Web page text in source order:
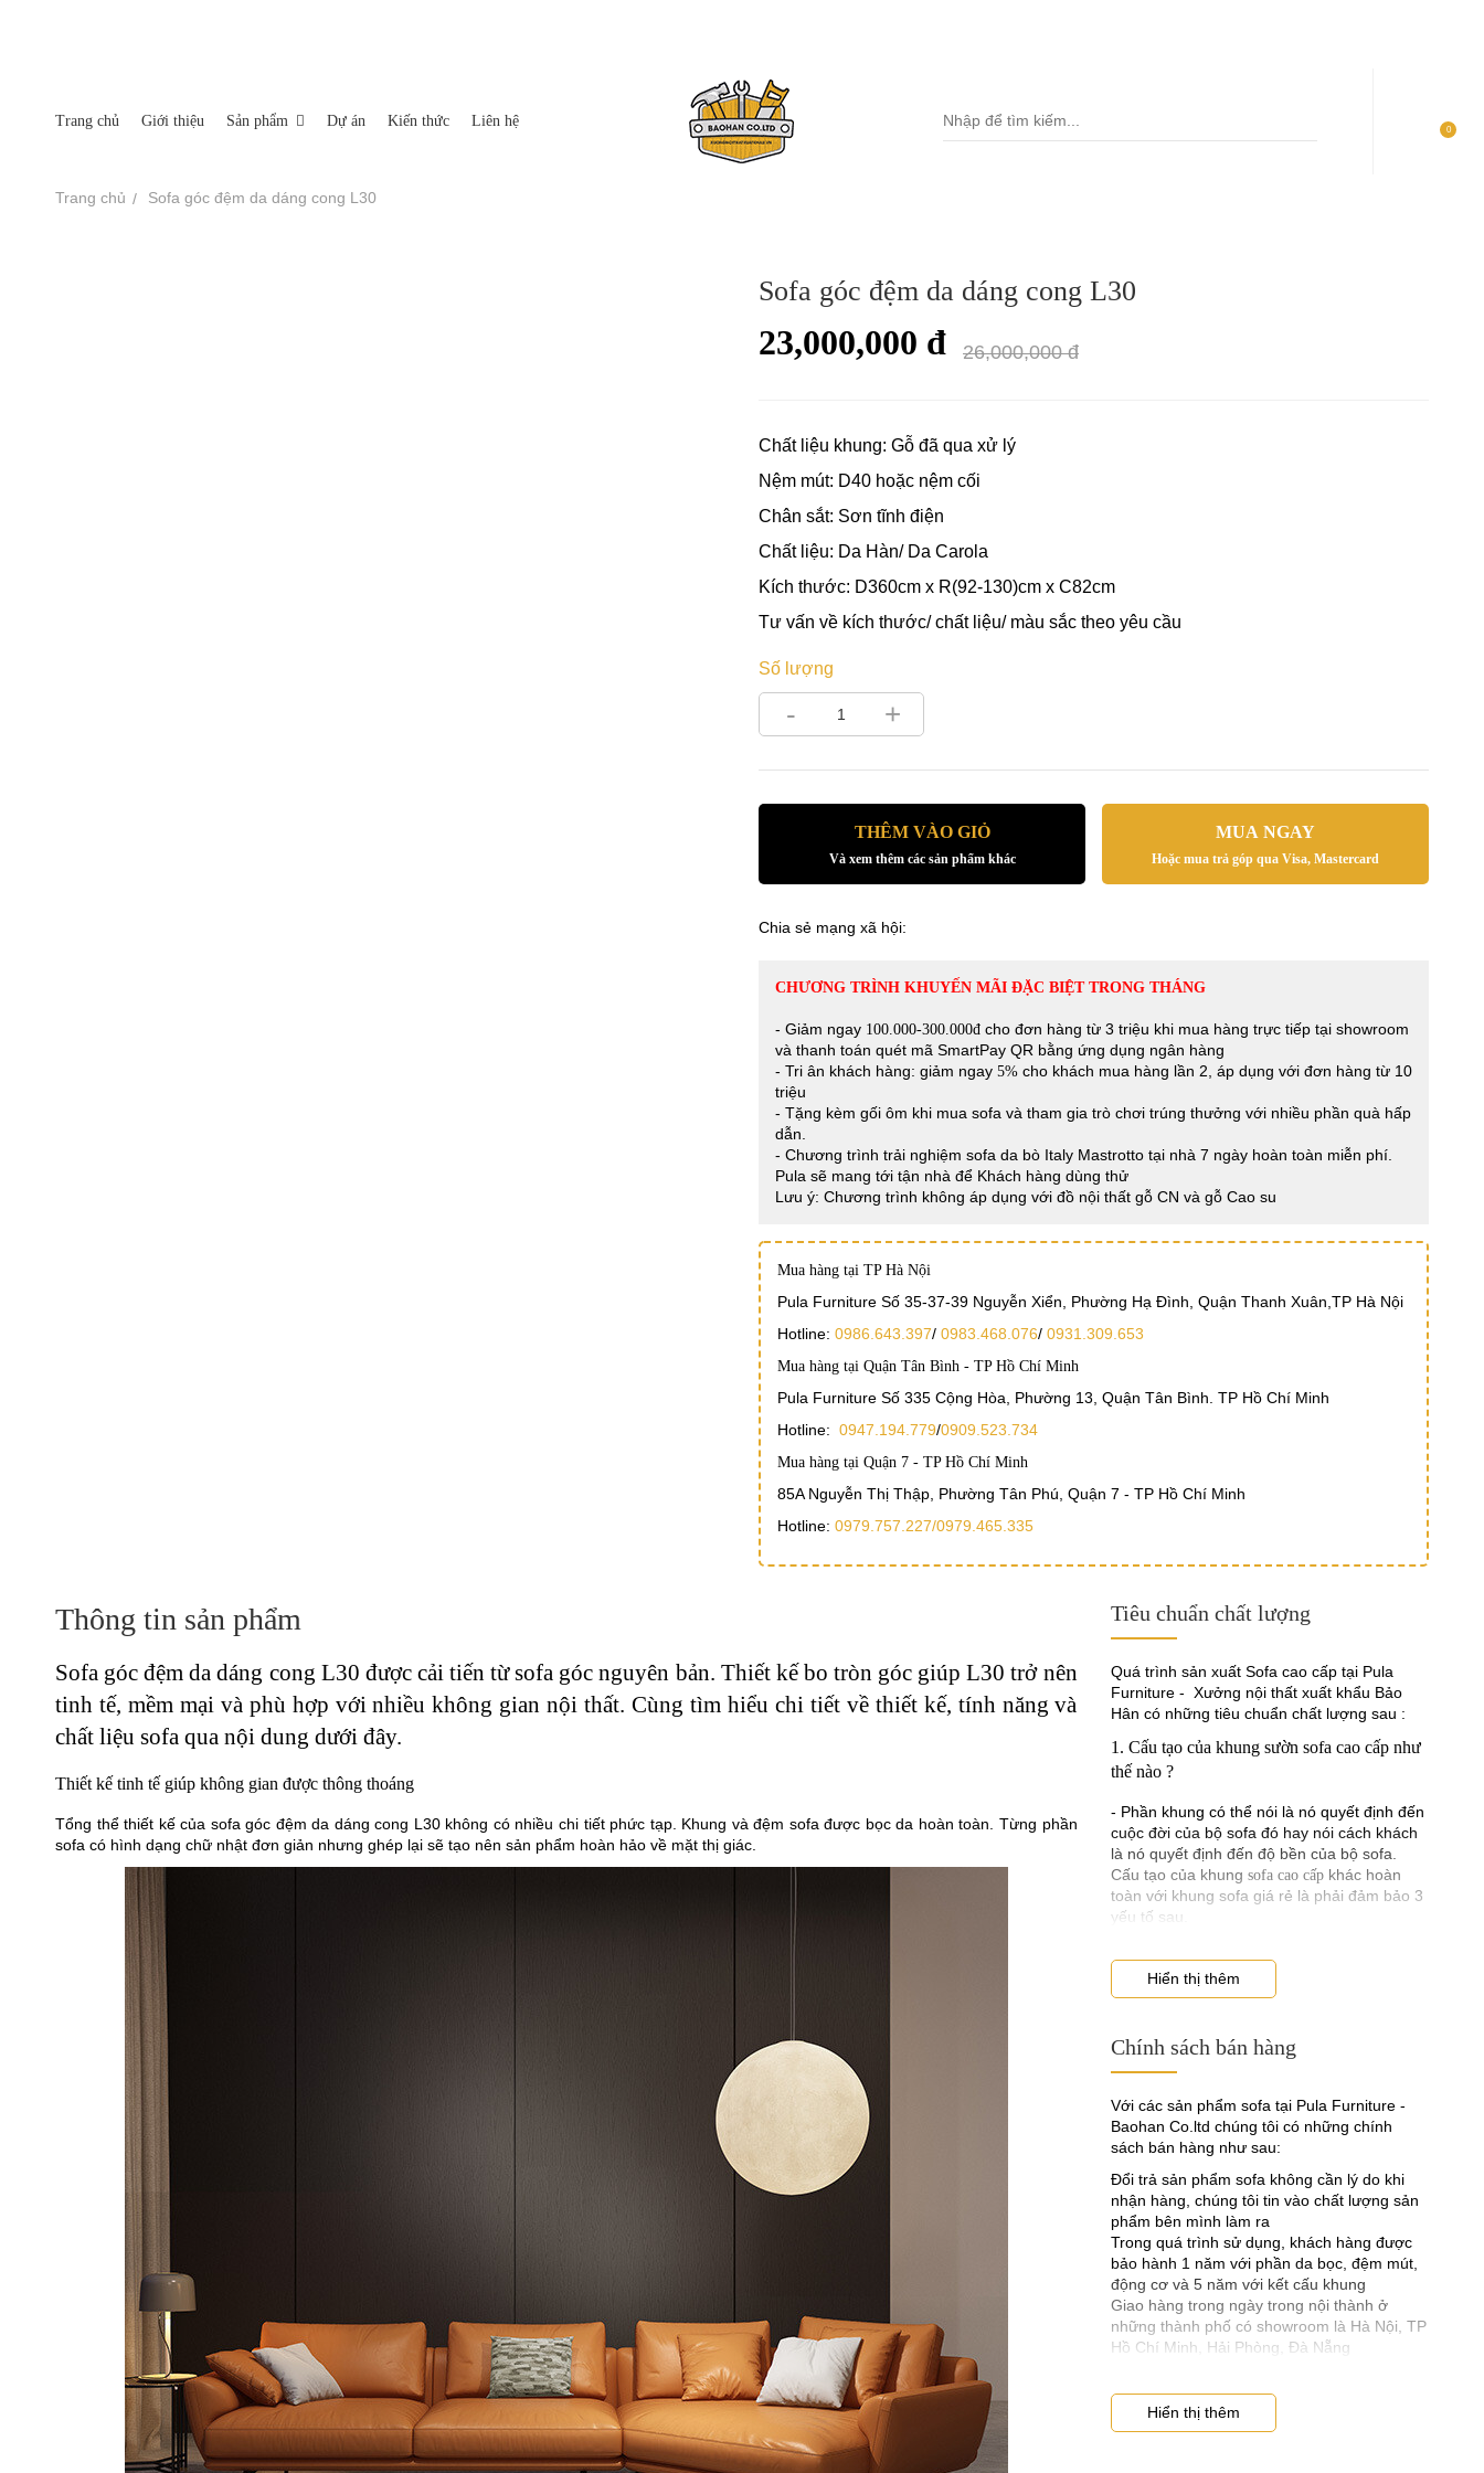
Trang chủ Giới thiệu Sản phẩm
Giường ngủ gỗ
Tủ kệ đầu giường
Sofa sân vườn
Ghế xích đu sân vườn
Dự án Kiến thức Liên hệ 0
Trang chủ Sofa góc đệm da dáng cong L30
Sofa góc đệm da dáng cong L30
23,000,000 đ 26,000,000 đ
Chất liệu khung: Gỗ đã qua xử lý
Nệm mút: D40 hoặc nệm cối
Chân sắt: Sơn tĩnh điện
Chất liệu: Da Hàn/ Da Carola
Kích thước: D360cm x R(92-130)cm x C82cm
Tư vấn về kích thước/ chất liệu/ màu sắc theo yêu cầu
Số lượng
- +
THÊM VÀO GIỎ
Và xem thêm các sản phẩm khác
MUA NGAY
Hoặc mua trả góp qua Visa, Mastercard
Chia sẻ mạng xã hội:
CHƯƠNG TRÌNH KHUYẾN MÃI ĐẶC BIỆT TRONG THÁNG
- Giảm ngay 100.000-300.000đ cho đơn hàng từ 3 triệu khi mua hàng trực tiếp tại showroom
và thanh toán quét mã SmartPay QR bằng ứng dụng ngân hàng
- Tri ân khách hàng: giảm ngay 5% cho khách mua hàng lần 2, áp dụng với đơn hàng từ 10
triệu
- Tặng kèm gối ôm khi mua sofa và tham gia trò chơi trúng thưởng với nhiều phần quà hấp
dẫn.
- Chương trình trải nghiệm sofa da bò Italy Mastrotto tại nhà 7 ngày hoàn toàn miễn phí.
Pula sẽ mang tới tận nhà để Khách hàng dùng thử
Lưu ý: Chương trình không áp dụng với đồ nội thất gỗ CN và gỗ Cao su
Mua hàng tại TP Hà Nội
Pula Furniture Số 35-37-39 Nguyễn Xiển, Phường Hạ Đình, Quận Thanh Xuân,TP Hà Nội
Hotline: 0986.643.397/ 0983.468.076/ 0931.309.653
Mua hàng tại Quận Tân Bình - TP Hồ Chí Minh
Pula Furniture Số 335 Cộng Hòa, Phường 13, Quận Tân Bình. TP Hồ Chí Minh
Hotline: 0947.194.779/0909.523.734
Mua hàng tại Quận 7 - TP Hồ Chí Minh
85A Nguyễn Thị Thập, Phường Tân Phú, Quận 7 - TP Hồ Chí Minh
Hotline: 0979.757.227/0979.465.335
Thông tin sản phẩm
Sofa góc đệm da dáng cong L30 được cải tiến từ sofa góc nguyên bản. Thiết kế bo tròn góc giúp L30 trở nên
tinh tế, mềm mại và phù hợp với nhiều không gian nội thất. Cùng tìm hiểu chi tiết về thiết kế, tính năng và
chất liệu sofa qua nội dung dưới đây.
Thiết kế tinh tế giúp không gian được thông thoáng
Tổng thể thiết kế của sofa góc đệm da dáng cong L30 không có nhiều chi tiết phức tạp. Khung và đệm sofa được bọc da hoàn toàn. Từng phần
sofa có hình dạng chữ nhật đơn giản nhưng ghép lại sẽ tạo nên sản phẩm hoàn hảo về mặt thị giác.
Tiêu chuẩn chất lượng
Quá trình sản xuất Sofa cao cấp tại Pula
Furniture - Xưởng nội thất xuất khẩu Bảo
Hân có những tiêu chuẩn chất lượng sau :
1. Cấu tạo của khung sườn sofa cao cấp như
thế nào ?
- Phần khung có thể nói là nó quyết định đến
cuộc đời của bộ sofa đó hay nói cách khách
là nó quyết định đến độ bền của bộ sofa.
Cấu tạo của khung sofa cao cấpkhác hoàn
toàn với khung sofa giá rẻ là phải đảm bảo 3
yếu tố sau.
kỹ lưỡng từ những loại gỗ tốt như gỗ sồi, gỗ
tần bì, xoan đào, và gỗ lim, các thanh gỗ đều
không bị cong vênh.
ngang và được làm bằng thép S600 là dòng
thép có độ cứng và độ đàn hồi đặc biệt là
không bị biến dạng khi bẻ hoặc ngồi quá tải
nó sẽ trả lại nguyên vẹn hình dạng ban đầu.
- Phần dây đây là phải loại chuyên dụng có
độ dày 1cm và bản rộng 5cm có chịu lực
trọng tải lên đến 100kg. dây đai có chức
năng gắn kết khung và lò xò xem ngang
nhau để thêm phần chắc chắn.
2. Chất lượng đệm mút sofa phải có độ dày
và đàn hồi tốt
hệ thống đệm ngồi có tốt không bạn hãy ngồi
thử và kiểm tra ngay tại chỗ bán hàng. Đối
Hiển thị thêm
Chính sách bán hàng
Với các sản phẩm sofa tại Pula Furniture -
Baohan Co.ltd chúng tôi có những chính
sách bán hàng như sau:
Đổi trả sản phẩm sofa không cần lý do khi
nhận hàng, chúng tôi tin vào chất lượng sản
phẩm bên mình làm ra
Trong quá trình sử dụng, khách hàng được
bảo hành 1 năm với phần da bọc, đệm mút,
động cơ và 5 năm với kết cấu khung
Giao hàng trong ngày trong nội thành ở
những thành phố có showroom là Hà Nội, TP
Hồ Chí Minh, Hải Phòng, Đà Nẵng
Hiển thị thêm